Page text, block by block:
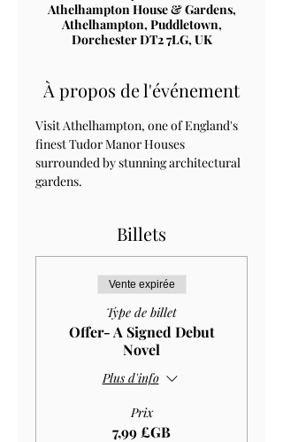
Athelhampton House & Gardens,
Athelhampton, Puddletown,
Dorchester DT2 7LG, UK
À propos de l'événement
Visit Athelhampton, one of England's
finest Tudor Manor Houses
surrounded by stunning architectural
gardens.
Billets
Vente expirée
Type de billet
Offer- A Signed Debut
Novel
Plus d'info
Prix
7,99 £GB